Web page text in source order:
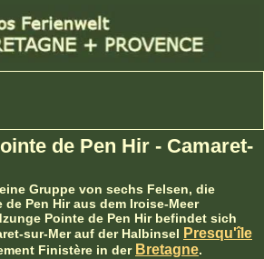
de Pen Hir - Camaret-
Gruppe von sechs Felsen, die
Pen Hir aus dem Iroise-Meer
Pointe de Pen Hir befindet sich
sur-Mer auf der Halbinsel Presqu'île
Finistère in der Bretagne.